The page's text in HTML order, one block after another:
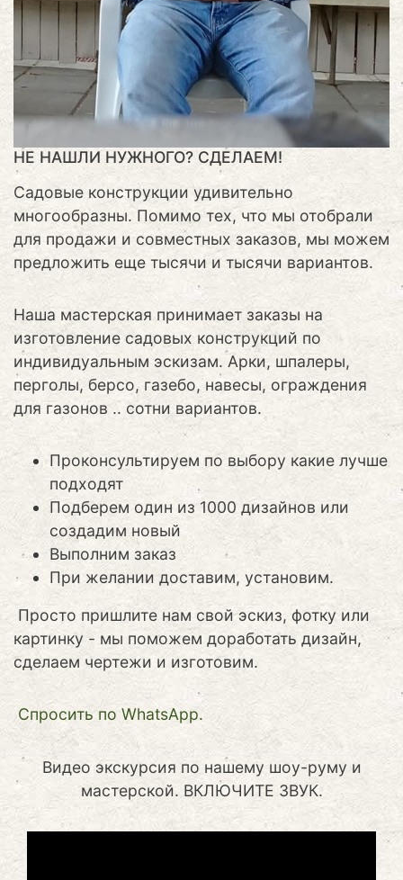
НЕ НАШЛИ НУЖНОГО? СДЕЛАЕМ!
Садовые конструкции удивительно
многообразны. Помимо тех, что мы отобрали
для продажи и совместных заказов, мы можем
предложить еще тысячи и тысячи вариантов.
Наша мастерская принимает заказы на
изготовление садовых конструкций по
индивидуальным эскизам. Арки, шпалеры,
перголы, берсо, газебо, навесы, ограждения
для газонов .. сотни вариантов.
Проконсультируем по выбору какие лучше
подходят
Подберем один из 1000 дизайнов или
создадим новый
Выполним заказ
При желании доставим, установим.
Просто пришлите нам свой эскиз, фотку или
картинку - мы поможем доработать дизайн,
сделаем чертежи и изготовим.
Cпросить по WhatsApp.
Видео экскурсия по нашему шоу-руму и
мастерской. ВКЛЮЧИТЕ ЗВУК.